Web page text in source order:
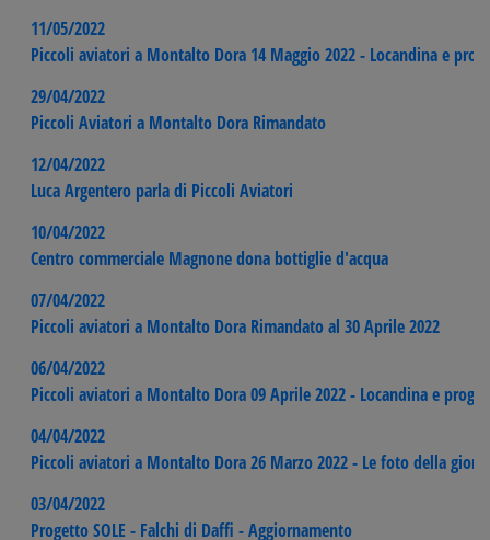
11/05/2022
Piccoli aviatori a Montalto Dora 14 Maggio 2022 - Locandina e
29/04/2022
Piccoli Aviatori a Montalto Dora Rimandato
12/04/2022
Luca Argentero parla di Piccoli Aviatori
10/04/2022
Centro commerciale Magnone dona bottiglie d'acqua
07/04/2022
Piccoli aviatori a Montalto Dora Rimandato al 30 Aprile 2022
06/04/2022
Piccoli aviatori a Montalto Dora 09 Aprile 2022 - Locandina e
04/04/2022
Piccoli aviatori a Montalto Dora 26 Marzo 2022 - Le foto della
03/04/2022
Progetto SOLE - Falchi di Daffi - Aggiornamento